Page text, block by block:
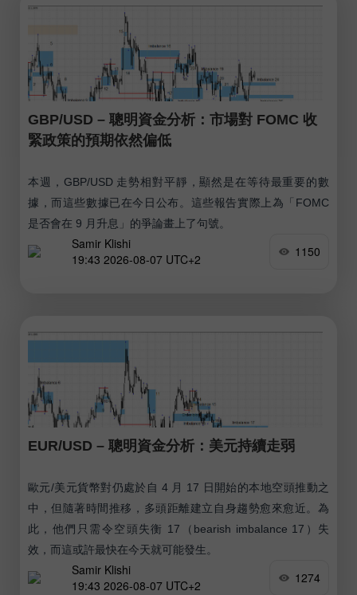
GBP/USD – 聰明資金分析：市場對 FOMC 收
緊政策的預期依然偏低
本週，GBP/USD 走勢相對平靜，顯然是在等待最重要的數
據，而這些數據已在今日公布。這些報告實際上為「FOMC
是否會在 9 月升息」的爭論畫上了句號。
Samir Klishi
19:43 2026-08-07 UTC+2
1150
EUR/USD – 聰明資金分析：美元持續走弱
歐元/美元貨幣對仍處於自 4 月 17 日開始的本地空頭推動之
中，但隨著時間推移，多頭距離建立自身趨勢愈來愈近。為
此，他們只需令空頭失衡 17（bearish imbalance 17）失
效，而這或許最快在今天就可能發生。
Samir Klishi
19:43 2026-08-07 UTC+2
1274